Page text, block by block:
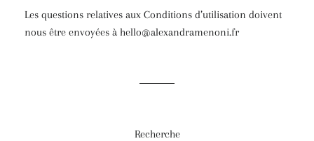
Les questions relatives aux Conditions d’utilisation doivent
nous être envoyées à hello@alexandramenoni.fr
Recherche